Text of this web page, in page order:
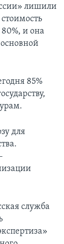
лишили
и она
85%
для
служба